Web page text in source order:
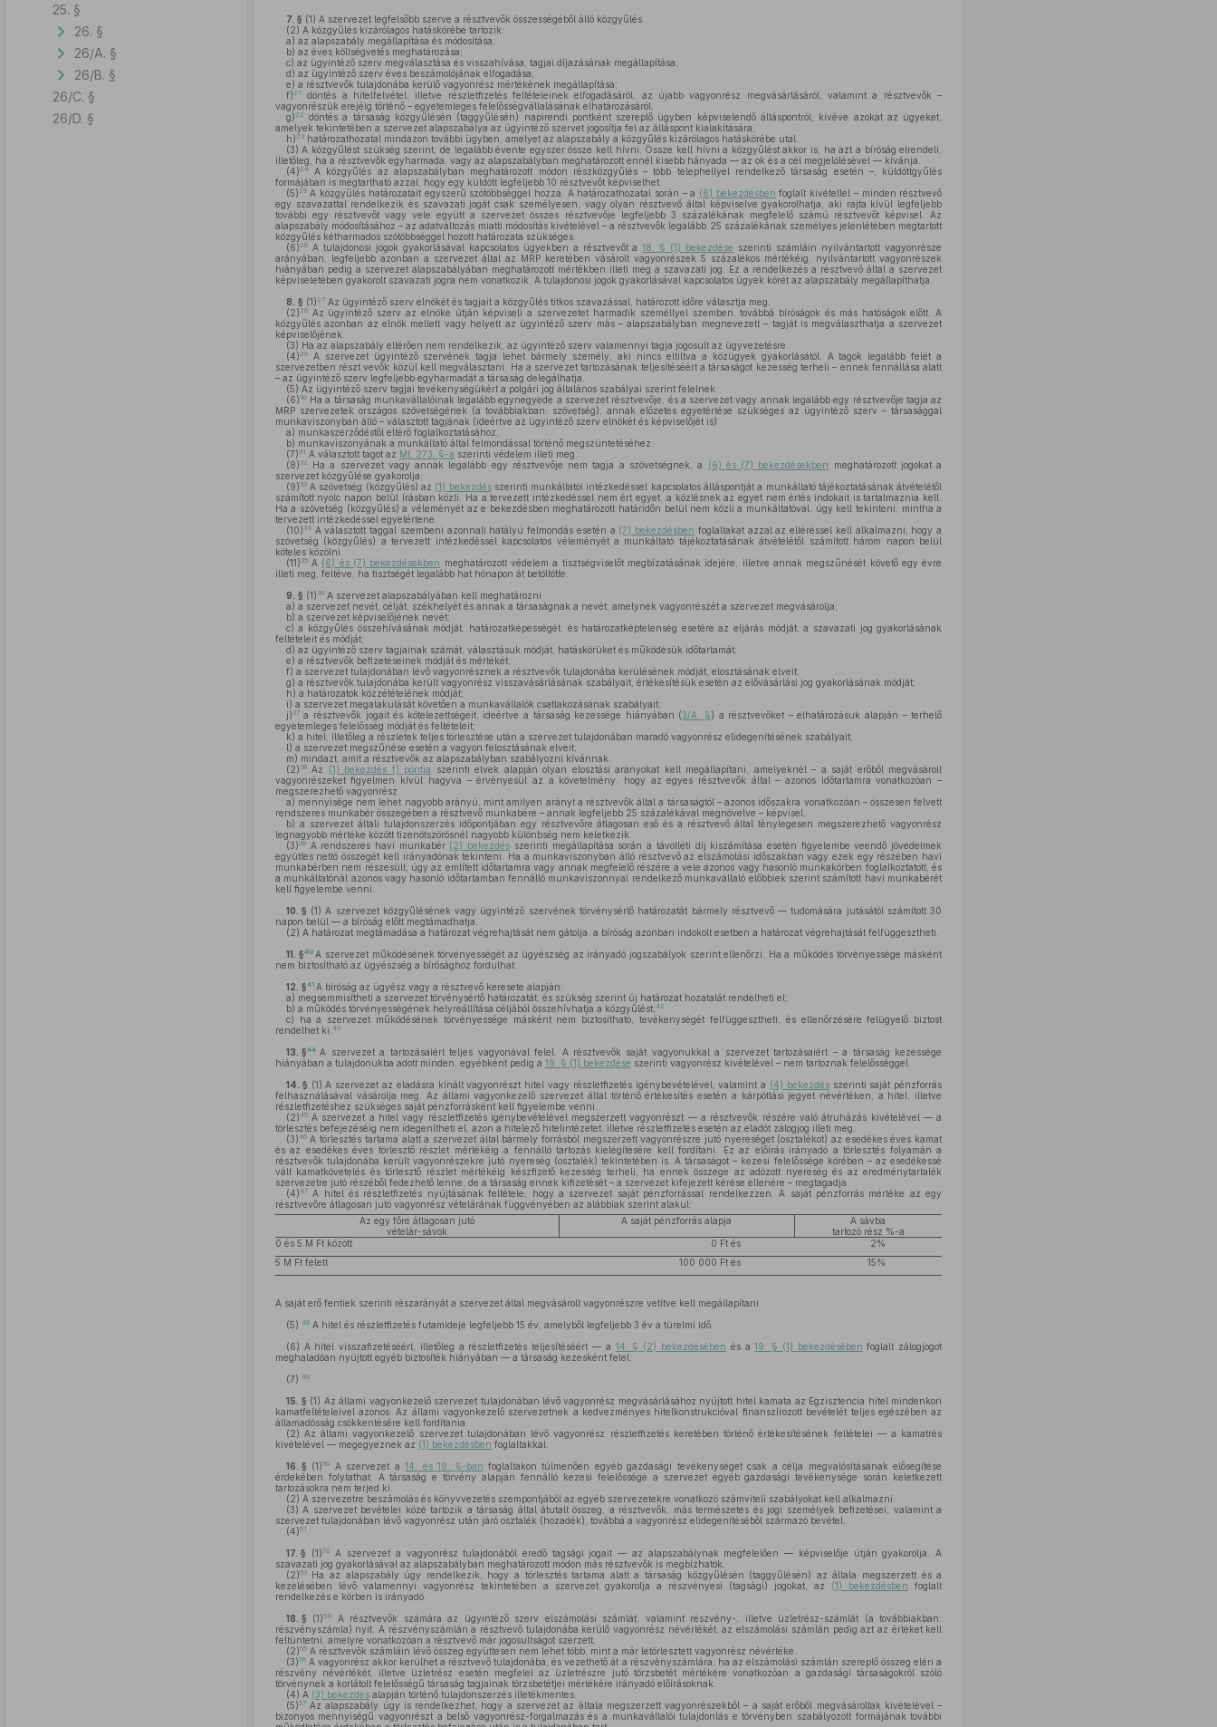
25. §
26. §
26/A. §
26/B. §
26/C. §
26/D. §
7. § (1) A szervezet legfelsőbb szerve a résztvevők összességéből álló közgyűlés.
(2) A közgyűlés kizárólagos hatáskörébe tartozik:
a) az alapszabály megállapítása és módosítása;
b) az éves költségvetés meghatározása;
c) az ügyintéző szerv megválasztása és visszahívása, tagjai díjazásának megállapítása;
d) az ügyintéző szerv éves beszámolójának elfogadása;
e) a résztvevők tulajdonába kerülő vagyonrész mértékének megállapítása;
f) 21
döntés a hitelfelvétel, illetve részletfizetés feltételeinek elfogadásáról, az újabb vagyonrész megvásárlásáról, valamint a résztvevők –
vagyonrészük erejéig történő – egyetemleges felelősségvállalásának elhatározásáról,
g) 22
döntés a társaság közgyűlésén (taggyűlésén) napirendi pontként szereplő ügyben képviselendő álláspontról, kivéve azokat az ügyeket,
amelyek tekintetében a szervezet alapszabálya az ügyintéző szervet jogosítja fel az álláspont kialakítására,
h) 23határozathozatal mindazon további ügyben, amelyet az alapszabály a közgyűlés kizárólagos hatáskörébe utal.
(3) A közgyűlést szükség szerint, de legalább évente egyszer össze kell hívni. Össze kell hívni a közgyűlést akkor is, ha azt a bíróság elrendeli,
illetőleg, ha a résztvevők egyharmada, vagy az alapszabályban meghatározott ennél kisebb hányada — az ok és a cél megjelölésével — kívánja.
(4) 24A közgyűlés az alapszabályban meghatározott módon részközgyűlés – több telephellyel rendelkező társaság esetén –, küldöttgyűlés
formájában is megtartható azzal, hogy egy küldött legfeljebb 10 résztvevőt képviselhet.
(5) 25A közgyűlés határozatait egyszerű szótöbbséggel hozza. A határozathozatal során – a (6) bekezdésben foglalt kivétellel – minden résztvevő
egy szavazattal rendelkezik és szavazati jogát csak személyesen, vagy olyan résztvevő által képviselve gyakorolhatja, aki rajta kívül legfeljebb
további egy résztvevőt vagy vele együtt a szervezet összes résztvevője legfeljebb 3 százalékának megfelelő számú résztvevőt képvisel. Az
alapszabály módosításához – az adatváltozás miatti módosítás kivételével – a résztvevők legalább 25 százalékának személyes jelenlétében megtartott
közgyűlés kétharmados szótöbbséggel hozott határozata szükséges.
(6) 26A tulajdonosi jogok gyakorlásával kapcsolatos ügyekben a résztvevőt a18. § (1) bekezdése szerinti számláin nyilvántartott vagyonrésze
arányában, legfeljebb azonban a szervezet által az MRP keretében vásárolt vagyonrészek 5 százalékos mértékéig, nyilvántartott vagyonrészek
hiányában pedig a szervezet alapszabályában meghatározott mértékben illeti meg a szavazati jog. Ez a rendelkezés a résztvevő által a szervezet
képviseletében gyakorolt szavazati jogra nem vonatkozik. A tulajdonosi jogok gyakorlásával kapcsolatos ügyek körét az alapszabály megállapíthatja.
8. § (1) 27Az ügyintéző szerv elnökét és tagjait a közgyűlés titkos szavazással, határozott időre választja meg.
(2) 28Az ügyintéző szerv az elnöke útján képviseli a szervezetet harmadik személlyel szemben, továbbá bíróságok és más hatóságok előtt. A
közgyűlés azonban az elnök mellett vagy helyett az ügyintéző szerv más – alapszabályban megnevezett – tagját is megválaszthatja a szervezet
képviselőjének.
(3) Ha az alapszabály eltérően nem rendelkezik, az ügyintéző szerv valamennyi tagja jogosult az ügyvezetésre.
(4) 29A szervezet ügyintéző szervének tagja lehet bármely személy, aki nincs eltiltva a közügyek gyakorlásától. A tagok legalább felét a
szervezetben részt vevők közül kell megválasztani. Ha a szervezet tartozásának teljesítéséért a társaságot kezesség terheli – ennek fennállása alatt
– az ügyintéző szerv legfeljebb egyharmadát a társaság delegálhatja.
(5) Az ügyintéző szerv tagjai tevékenységükért a polgári jog általános szabályai szerint felelnek.
(6) 30Ha a társaság munkavállalóinak legalább egynegyede a szervezet résztvevője, és a szervezet vagy annak legalább egy résztvevője tagja az
MRP szervezetek országos szövetségének (a továbbiakban: szövetség), annak előzetes egyetértése szükséges az ügyintéző szerv – társasággal
munkaviszonyban álló – választott tagjának (ideértve az ügyintéző szerv elnökét és képviselőjét is)
a) munkaszerződéstől eltérő foglalkoztatásához,
b) munkaviszonyának a munkáltató által felmondással történő megszüntetéséhez.
(7) 31 A választott tagot az Mt. 273. §-a szerinti védelem illeti meg.
(8) 32 Ha a szervezet vagy annak legalább egy résztvevője nem tagja a szövetségnek, a (6) és (7) bekezdésekben
meghatározott jogokat a
szervezet közgyűlése gyakorolja.
(9) 33A szövetség (közgyűlés) az (1) bekezdésszerinti munkáltatói intézkedéssel kapcsolatos álláspontját a munkáltató tájékoztatásának átvételétől
számított nyolc napon belül írásban közli. Ha a tervezett intézkedéssel nem ért egyet, a közlésnek az egyet nem értés indokait is tartalmaznia kell.
Ha a szövetség (közgyűlés) a véleményét az e bekezdésben meghatározott határidőn belül nem közli a munkáltatóval, úgy kell tekinteni, mintha a
tervezett intézkedéssel egyetértene.
(10) 34A választott taggal szembeni azonnali hatályú felmondás esetén a (7) bekezdésben foglaltakat azzal az eltéréssel kell alkalmazni, hogy a
szövetség (közgyűlés) a tervezett intézkedéssel kapcsolatos véleményét a munkáltató tájékoztatásának átvételétől számított három napon belül
köteles közölni.
(11) 35A (6) és (7) bekezdésekben meghatározott védelem a tisztségviselőt megbízatásának idejére, illetve annak megszűnését követő egy évre
illeti meg, feltéve, ha tisztségét legalább hat hónapon át betöltötte.
9. § (1) 36A szervezet alapszabályában kell meghatározni
a) a szervezet nevét, célját, székhelyét és annak a társaságnak a nevét, amelynek vagyonrészét a szervezet megvásárolja;
b) a szervezet képviselőjének nevét;
c) a közgyűlés összehívásának módját, határozatképességét, és határozatképtelenség esetére az eljárás módját, a szavazati jog gyakorlásának
feltételeit és módját;
d) az ügyintéző szerv tagjainak számát, választásuk módját, hatáskörüket és működésük időtartamát;
e) a résztvevők befizetéseinek módját és mértékét;
f) a szervezet tulajdonában lévő vagyonrésznek a résztvevők tulajdonába kerülésének módját, elosztásának elveit;
g) a résztvevők tulajdonába került vagyonrész visszavásárlásának szabályait, értékesítésük esetén az elővásárlási jog gyakorlásának módját;
h) a határozatok közzétételének módját;
i) a szervezet megalakulását követően a munkavállalók csatlakozásának szabályait;
j) 37a résztvevők jogait és kötelezettségeit, ideértve a társaság kezessége hiányában (3/A. §) a résztvevőket – elhatározásuk alapján – terhelő
egyetemleges felelősség módját és feltételeit;
k) a hitel, illetőleg a részletek teljes törlesztése után a szervezet tulajdonában maradó vagyonrész elidegenítésének szabályait;
l) a szervezet megszűnése esetén a vagyon felosztásának elveit;
m) mindazt, amit a résztvevők az alapszabályban szabályozni kívánnak.
(2) 38Az (1) bekezdés f) pontja
szerinti elvek alapján olyan elosztási arányokat kell megállapítani, amelyeknél – a saját erőből megvásárolt
vagyonrészeket figyelmen kívül hagyva – érvényesül az a követelmény, hogy az egyes résztvevők által – azonos időtartamra vonatkozóan –
megszerezhető vagyonrész
a) mennyisége nem lehet nagyobb arányú, mint amilyen arányt a résztvevők által a társaságtól – azonos időszakra vonatkozóan – összesen felvett
rendszeres munkabér összegében a résztvevő munkabére – annak legfeljebb 25 százalékával megnövelve – képvisel,
b) a szervezet általi tulajdonszerzés időpontjában egy résztvevőre átlagosan eső és a résztvevő által ténylegesen megszerezhető vagyonrész
legnagyobb mértéke között tizenötszörösnél nagyobb különbség nem keletkezik.
(3) 39A rendszeres havi munkabér (2) bekezdés szerinti megállapítása során a távolléti díj kiszámítása esetén figyelembe veendő jövedelmek
együttes nettó összegét kell irányadónak tekinteni. Ha a munkaviszonyban álló résztvevő az elszámolási időszakban vagy ezek egy részében havi
munkabérben nem részesült, úgy az említett időtartamra vagy annak megfelelő részére a vele azonos vagy hasonló munkakörben foglalkoztatott, és
a munkáltatónál azonos vagy hasonló időtartamban fennálló munkaviszonnyal rendelkező munkavállaló előbbiek szerint számított havi munkabérét
kell figyelembe venni.
10. § (1) A szervezet közgyűlésének vagy ügyintéző szervének törvénysértő határozatát bármely résztvevő — tudomására jutásától számított 30
napon belül — a bíróság előtt megtámadhatja.
(2) A határozat megtámadása a határozat végrehajtását nem gátolja, a bíróság azonban indokolt esetben a határozat végrehajtását felfüggesztheti.
11. §40 A szervezet működésének törvényességét az ügyészség az irányadó jogszabályok szerint ellenőrzi. Ha a működés törvényessége másként
nem biztosítható az ügyészség a bírósághoz fordulhat.
12. §41 A bíróság az ügyész vagy a résztvevő keresete alapján:
a) megsemmisítheti a szervezet törvénysértő határozatát, és szükség szerint új határozat hozatalát rendelheti el;
b) a működés törvényességének helyreállítása céljából összehívhatja a közgyűlést;42
c) ha a szervezet működésének törvényessége másként nem biztosítható, tevékenységét felfüggesztheti, és ellenőrzésére felügyelő biztost
rendelhet ki. 43
13. §44 A szervezet a tartozásaiért teljes vagyonával felel. A résztvevők saját vagyonukkal a szervezet tartozásaiért – a társaság kezessége
hiányában a tulajdonukba adott minden, egyébként pedig a 19. § (1) bekezdése szerinti vagyonrész kivételével – nem tartoznak felelősséggel.
14. § (1) A szervezet az eladásra kínált vagyonrészt hitel vagy részletfizetés igénybevételével, valamint a (4) bekezdésszerinti saját pénzforrás
felhasználásával vásárolja meg. Az állami vagyonkezelő szervezet által történő értékesítés esetén a kárpótlási jegyet névértéken, a hitel, illetve
részletfizetéshez szükséges saját pénzforrásként kell figyelembe venni.
(2)45A szervezet a hitel vagy részletfizetés igénybevételével megszerzett vagyonrészt — a résztvevők részére való átruházás kivételével — a
törlesztés befejezéséig nem idegenítheti el, azon a hitelező hitelintézetet, illetve részletfizetés esetén az eladót zálogjog illeti meg.
(3)46A törlesztés tartama alatt a szervezet által bármely forrásból megszerzett vagyonrészre jutó nyereséget (osztalékot) az esedékes éves kamat
és az esedékes éves törlesztő részlet mértékéig a fennálló tartozás kielégítésére kell fordítani. Ez az előírás irányadó a törlesztés folyamán a
résztvevők tulajdonába került vagyonrészekre jutó nyereség (osztalék) tekintetében is. A társaságot – kezesi felelőssége körében – az esedékessé
vált kamatkövetelés és törlesztő részlet mértékéig készfizető kezesség terheli, ha ennek összege az adózott nyereség és az eredménytartalék
szervezetre jutó részéből fedezhető lenne, de a társaság ennek kifizetését – a szervezet kifejezett kérése ellenére – megtagadja.
(4)47A hitel és részletfizetés nyújtásának feltétele, hogy a szervezet saját pénzforrással rendelkezzen. A saját pénzforrás mértéke az egy
résztvevőre átlagosan jutó vagyonrész vételárának függvényében az alábbiak szerint alakul:
Az egy főre átlagosan jutó
vételár-sávok
A saját pénzforrás alapja
A sávba
tartozó rész %-a
0 és 5 M Ft között
0 Ft és
2%
5 M Ft felett
100 000 Ft és 15%
A saját erő fentiek szerinti részarányát a szervezet által megvásárolt vagyonrészre vetítve kell megállapítani.
(5) 48A hitel és részletfizetés futamideje legfeljebb 15 év, amelyből legfeljebb 3 év a türelmi idő.
(6) A hitel visszafizetéséért, illetőleg a részletfizetés teljesítéséért — a 14. § (2) bekezdésében és a19. § (1) bekezdésében foglalt zálogjogot
meghaladóan nyújtott egyéb biztosíték hiányában — a társaság kezesként felel.
(7) 49
15. § (1) Az állami vagyonkezelő szervezet tulajdonában lévő vagyonrész megvásárlásához nyújtott hitel kamata az Egzisztencia hitel mindenkori
kamatfeltételeivel azonos. Az állami vagyonkezelő szervezetnek a kedvezményes hitelkonstrukcióval finanszírozott bevételét teljes egészében az
államadósság csökkentésére kell fordítania.
(2) Az állami vagyonkezelő szervezet tulajdonában lévő vagyonrész részletfizetés keretében történő értékesítésének feltételei — a kamatrés
kivételével — megegyeznek az (1) bekezdésben foglaltakkal.
16. § (1)50 A szervezet a14. és 19. §-ban foglaltakon túlmenően egyéb gazdasági tevékenységet csak a célja megvalósításának elősegítése
érdekében folytathat. A társaság e törvény alapján fennálló kezesi felelőssége a szervezet egyéb gazdasági tevékenysége során keletkezett
tartozásokra nem terjed ki.
(2) A szervezetre beszámolás és könyvvezetés szempontjából az egyéb szervezetekre vonatkozó számviteli szabályokat kell alkalmazni.
(3) A szervezet bevételei közé tartozik a társaság által átutalt összeg, a résztvevők, más természetes és jogi személyek befizetései, valamint a
szervezet tulajdonában lévő vagyonrész után járó osztalék (hozadék), továbbá a vagyonrész elidegenítéséből származó bevétel.
(4)51
17. § (1)52
A szervezet a vagyonrész tulajdonából eredő tagsági jogait — az alapszabálynak megfelelően — képviselője útján gyakorolja. A
szavazati jog gyakorlásával az alapszabályban meghatározott módon más résztvevők is megbízhatók.
(2)53Ha az alapszabály úgy rendelkezik, hogy a törlesztés tartama alatt a társaság közgyűlésén (taggyűlésén) az általa megszerzett és a
kezelésében lévő valamennyi vagyonrész tekintetében a szervezet gyakorolja a részvényesi (tagsági) jogokat, az (1) bekezdésben foglalt
rendelkezés e körben is irányadó.
18. § (1)54
A résztvevők számára az ügyintéző szerv elszámolási számlát, valamint részvény-, illetve üzletrész-számlát (a továbbiakban:
részvényszámla) nyit. A részvényszámlán a résztvevő tulajdonába kerülő vagyonrész névértékét, az elszámolási számlán pedig azt az értéket kell
feltüntetni, amelyre vonatkozóan a résztvevő már jogosultságot szerzett.
(2)55A résztvevők számláin lévő összeg együttesen nem lehet több, mint a már letörlesztett vagyonrész névértéke.
(3)56A vagyonrész akkor kerülhet a résztvevő tulajdonába, és vezethető át a részvényszámlára, ha az elszámolási számlán szereplő összeg eléri a
részvény névértékét, illetve üzletrész esetén megfelel az üzletrészre jutó törzsbetét mértékére vonatkozóan a gazdasági társaságokról szóló
törvénynek a korlátolt felelősségű társaság tagjainak törzsbetétjei mértékére irányadó előírásoknak.
(4) A (3) bekezdésalapján történő tulajdonszerzés illetékmentes.
(5)57Az alapszabály úgy is rendelkezhet, hogy a szervezet az általa megszerzett vagyonrészekből – a saját erőből megvásároltak kivételével –
bizonyos mennyiségű vagyonrészt a belső vagyonrész-forgalmazás és a munkavállalói tulajdonlás e törvényben szabályozott formájának további